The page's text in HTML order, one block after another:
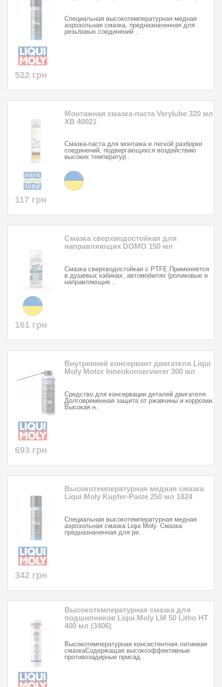
Специальная высокотемпературная медная
аэрозольная смазка, предназначенная для
резьбовых соединений ..
522 грн
Монтажная смазка-паста Verylube 320 мл
XB 40021
Смазка-паста для монтажа и легкой разборки
соединений, подвергающихся воздействию
высоких температур..
117 грн
Смазка сверхводостойкая для
направляющих DOMO 150 мл
Смазка сверхводостойкая с PTFE.Применяется
в душевых кабинах, автомобилях (роликовые и
направляющие ..
161 грн
Внутренний консервант двигателя Liqui
Moly Motor Innenkonservierer 300 мл
Средство для консервации деталей двигателя.
Долговременная защита от ржавчины и коррозии.
Высокая н..
693 грн
Высокотемпературная медная смазка
Liqui Moly Kupfer-Paste 250 мл 1824
Специальная высокотемпературная медная
аэрозольная смазка Liqui Moly. Смазка
предназначенная для ре..
342 грн
Высокотемпературная смазка для
подшипников Liqui Moly LM 50 Litho HT
400 мл (3406)
Высокотемпературная консистентная литиевая
смазкаСодержащая высокоэффективные
противозадирные присад..